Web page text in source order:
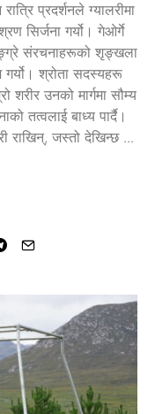
प्रदर्शनले ग्यालरीमा
सिर्जना गर्यो। गेओर्गे
संरचनाहरूको शृङ्खला
गर्यो। श्रोता सदस्यहरू
शरीर उनको मार्गमा सौम्य
तत्वलाई बाध्य पार्दै।
राखिन्, जस्तो देखिन्छ ...